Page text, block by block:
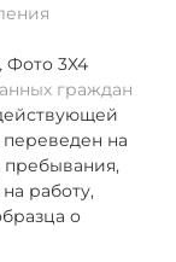
, Фото 3Х4
граждан
на
пребывания,
работу,
о